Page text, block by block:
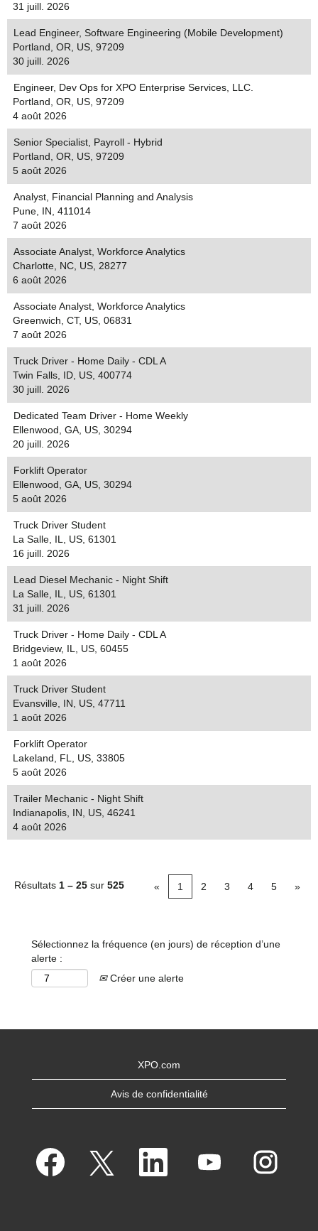
31 juill. 2026
Lead Engineer, Software Engineering (Mobile Development)
Portland, OR, US, 97209
30 juill. 2026
Engineer, Dev Ops for XPO Enterprise Services, LLC.
Portland, OR, US, 97209
4 août 2026
Senior Specialist, Payroll - Hybrid
Portland, OR, US, 97209
5 août 2026
Analyst, Financial Planning and Analysis
Pune, IN, 411014
7 août 2026
Associate Analyst, Workforce Analytics
Charlotte, NC, US, 28277
6 août 2026
Associate Analyst, Workforce Analytics
Greenwich, CT, US, 06831
7 août 2026
Truck Driver - Home Daily - CDL A
Twin Falls, ID, US, 400774
30 juill. 2026
Dedicated Team Driver - Home Weekly
Ellenwood, GA, US, 30294
20 juill. 2026
Forklift Operator
Ellenwood, GA, US, 30294
5 août 2026
Truck Driver Student
La Salle, IL, US, 61301
16 juill. 2026
Lead Diesel Mechanic - Night Shift
La Salle, IL, US, 61301
31 juill. 2026
Truck Driver - Home Daily - CDL A
Bridgeview, IL, US, 60455
1 août 2026
Truck Driver Student
Evansville, IN, US, 47711
1 août 2026
Forklift Operator
Lakeland, FL, US, 33805
5 août 2026
Trailer Mechanic - Night Shift
Indianapolis, IN, US, 46241
4 août 2026
Résultats 1 – 25 sur 525 « 1 2 3 4 5 »
Sélectionnez la fréquence (en jours) de réception d’une
alerte :
Créer une alerte
XPO.com
Avis de confidentialité
o
S
o
S
u